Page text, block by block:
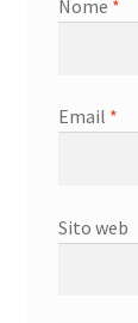
Nome *
Email *
Sito web